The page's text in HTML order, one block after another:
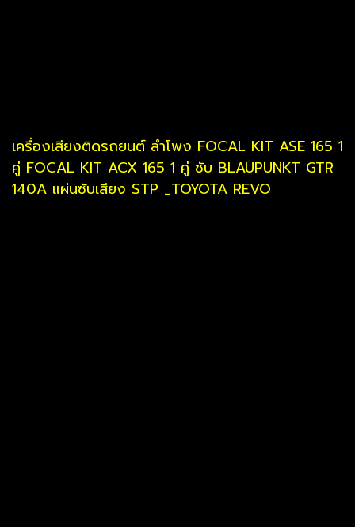
เครื่องเสียงติดรถยนต์ ลำโพง FOCAL KIT ASE 165 1
คู่ FOCAL KIT ACX 165 1 คู่ ซับ BLAUPUNKT GTR
140A แผ่นซับเสียง STP _TOYOTA REVO